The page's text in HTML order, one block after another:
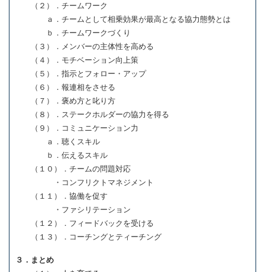
（２）．チームワーク
ａ．チームとして相乗効果が最高となる協力態勢とは
ｂ．チームワークづくり
（３）．メンバーの主体性を高める
（４）．モチベーション向上策
（５）．指示とフォロー・アップ
（６）．報連相をさせる
（７）．褒め方と叱り方
（８）．ステークホルダーの協力を得る
（９）．コミュニケーション力
ａ．聴くスキル
ｂ．伝えるスキル
（１０）．チームの問題対応
・コンフリクトマネジメント
（１１）．協働を促す
・ファシリテーション
（１２）．フィードバックを受ける
（１３）．コーチングとティーチング
３．まとめ